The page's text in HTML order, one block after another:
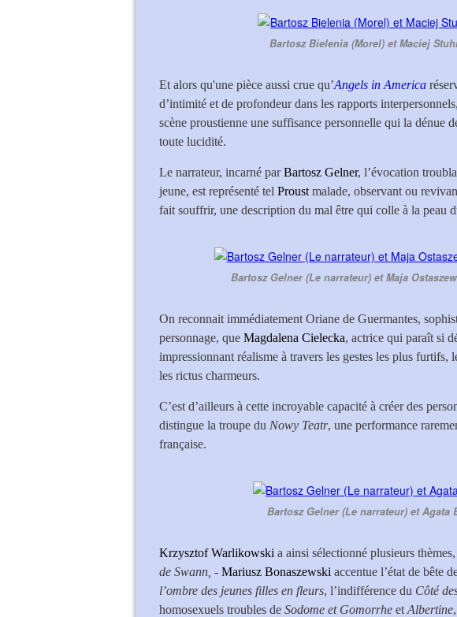
Bartosz Bielenia (Morel) et Maciej
Et alors qu'une pièce aussi crue qu’Angels in America
d’intimité et de profondeur dans les rapports
scène proustienne une suffisance personnelle qui la dénue
toute lucidité.
Le narrateur, incarné parBartosz Gelner, l’évocation
jeune, est représenté tel Proust malade, observant ou
fait souffrir, une description du mal être qui colle à la peau
Bartosz Gelner (Le narrateur) et Maja
On reconnait immédiatement Oriane de Guermantes,
personnage, que Magdalena Cielecka, actrice qui paraît si
impressionnant réalisme à travers les gestes les plus furtifs,
les rictus charmeurs.
C’est d’ailleurs à cette incroyable capacité à créer des
distingue la troupe du Nowy Teatr, une performance
française.
Bartosz Gelner (Le narrateur) et Agata
Krzysztof Warlikowski a ainsi sélectionné plusieurs
de Swann, - Mariusz Bonaszewski accentue l’état de bête
l’ombre des jeunes filles en fleurs, l’indifférence du Côté
homosexuels troubles de Sodome et Gomorrhe et Albertine